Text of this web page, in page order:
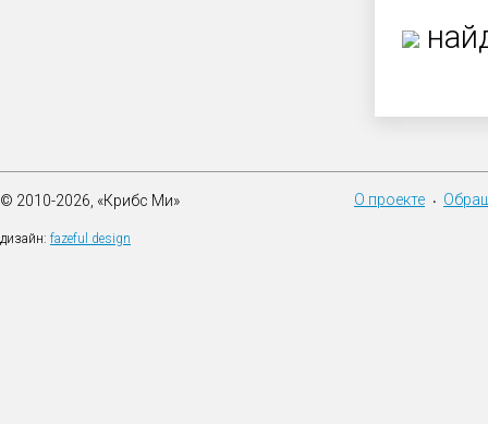
© 2010-2026, «Крибс Ми»
дизайн: fazeful design
О проекте •